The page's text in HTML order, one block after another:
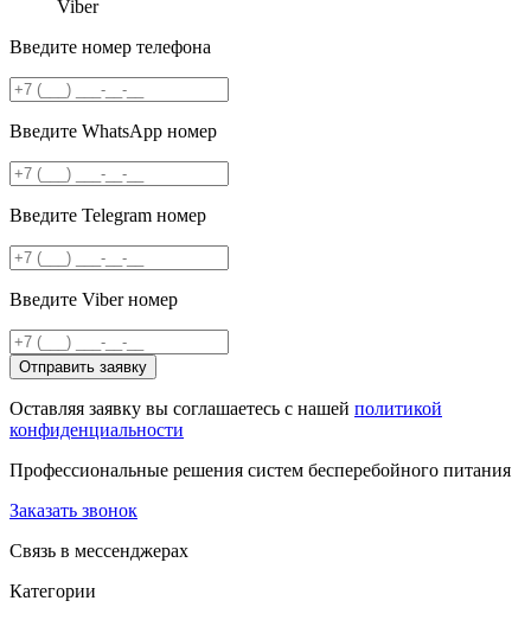
Viber
Введите номер телефона
Введите WhatsApp номер
Введите Telegram номер
Введите Viber номер
Отправить заявку
Оставляя заявку вы соглашаетесь с нашей политикой
конфиденциальности
Профессиональные решения систем бесперебойного питания
Заказать звонок
Связь в мессенджерах
Категории